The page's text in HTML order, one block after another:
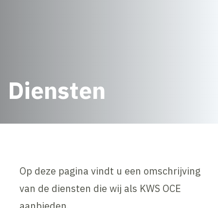
Diensten
Op deze pagina vindt u een omschrijving
van de diensten die wij als KWS OCE